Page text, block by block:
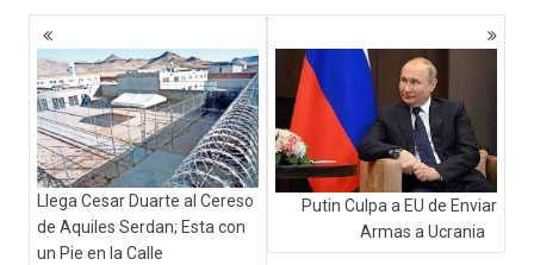
Navegación
de
entradas
Llega Cesar Duarte al Cereso
de Aquiles Serdan; Esta con
un Pie en la Calle
Putin Culpa a EU de Enviar
Armas a Ucrania